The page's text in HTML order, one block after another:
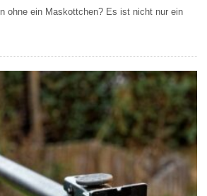
ohne ein Maskottchen? Es ist nicht nur ein